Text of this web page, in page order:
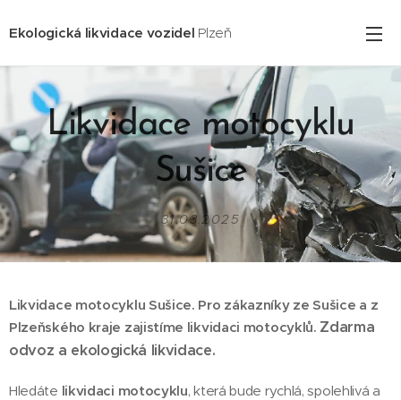
Ekologická likvidace vozidel Plzeň
Likvidace motocyklu
Sušice
31.03.2025
Likvidace motocyklu Sušice. Pro zákazníky ze Sušice a z
Plzeňského kraje zajistíme likvidaci motocyklů. Zdarma
odvoz a ekologická likvidace.
Hledáte likvidaci motocyklu, která bude rychlá, spolehlivá a